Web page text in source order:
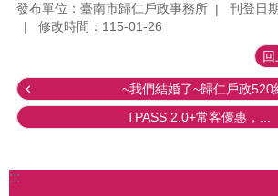
發布單位：臺南市歸仁戶政事務所
刊登日
修改時間：115-01-26
~我們結婚了~歸仁戶政520
TPASS 2.0+常客優惠，...
:::